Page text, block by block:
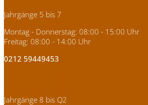
Jahrgänge 5 bis 7
Montag - Donnerstag: 08:00 - 15:00 Uhr
Freitag: 08:00 - 14:00 Uhr
0212 59449453
Jahrgänge 8 bis Q2